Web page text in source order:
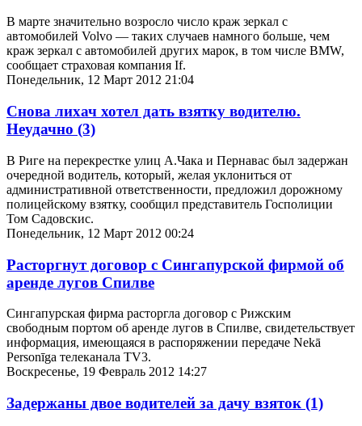
В марте значительно возросло число краж зеркал с
автомобилей Volvo — таких случаев намного больше, чем
краж зеркал с автомобилей других марок, в том числе BMW,
сообщает страховая компания If.
Понедельник, 12 Март 2012 21:04
Снова лихач хотел дать взятку водителю.
Неудачно (3)
В Риге на перекрестке улиц А.Чака и Пернавас был задержан
очередной водитель, который, желая уклониться от
административной ответственности, предложил дорожному
полицейскому взятку, сообщил представитель Госполиции
Том Садовскис.
Понедельник, 12 Март 2012 00:24
Расторгнут договор с Сингапурской фирмой об
аренде лугов Спилве
Сингапурская фирма расторгла договор с Рижским
свободным портом об аренде лугов в Спилве, свидетельствует
информация, имеющаяся в распоряжении передаче Nekā
Personīga телеканала TV3.
Воскресенье, 19 Февраль 2012 14:27
Задержаны двое водителей за дачу взяток (1)